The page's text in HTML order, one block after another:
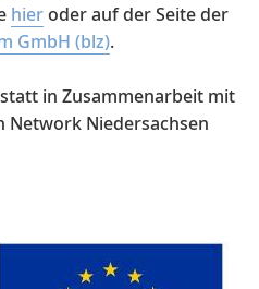
hieroder auf der Seite der
GmbH (blz).
in Zusammenarbeit mit
Network Niedersachsen